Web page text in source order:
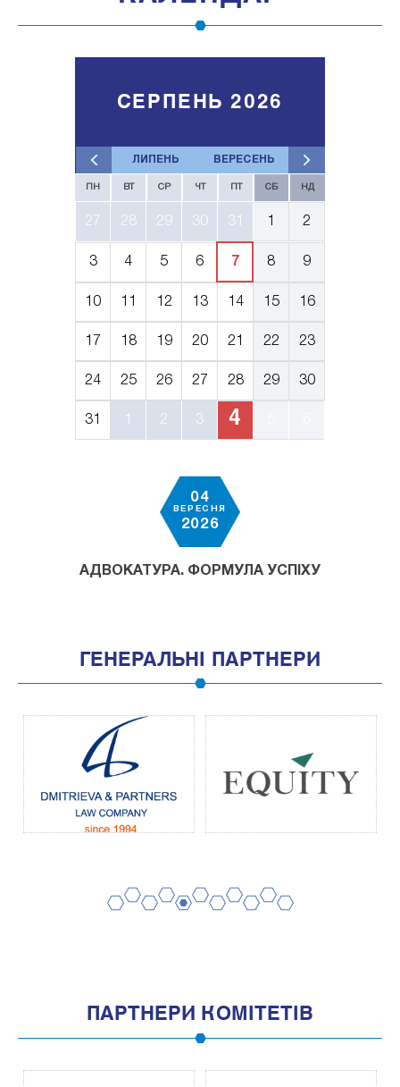
ЛИПЕНЬ ВЕРЕСЕНЬ
СЕРПЕНЬ 2026
ПН ВТ СР ЧТ СБ НД
27 28 29 30 31 2
3 4 5 6 7 8 9
10 12 13 14 15 16
17 18 19 20 21 22 23
24 25 26 27 28 29 30
31 2 3 4
04
ВЕРЕСНЯ
2026
АДВОКАТУРА. ФОРМУЛА УСПІХУ
ГЕНЕРАЛЬНІ ПАРТНЕРИ
ПАРТНЕРИ КОМІТЕТІВ